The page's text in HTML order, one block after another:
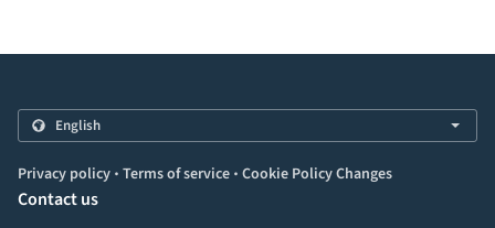
Privacy policy . Terms of service . Cookie Policy Changes
Contact us